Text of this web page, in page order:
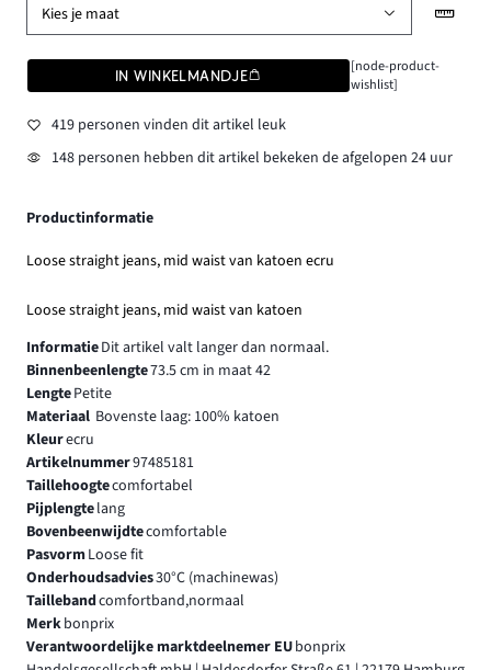
Kies je maat
IN WINKELMANDJE
[node-product-
wishlist]
419 personen vinden dit artikel leuk
148 personen hebben dit artikel bekeken de afgelopen 24 uur
Productinformatie
Loose straight jeans, mid waist van katoen ecru
Loose straight jeans, mid waist van katoen
InformatieDit artikel valt langer dan normaal.
Binnenbeenlengte73.5 cm in maat 42
LengtePetite
Materiaal Bovenste laag: 100% katoen
Kleurecru
Artikelnummer97485181
Taillehoogtecomfortabel
Pijplengtelang
Bovenbeenwijdtecomfortable
PasvormLoose fit
Onderhoudsadvies30°C (machinewas)
Taillebandcomfortband,normaal
Merkbonprix
Verantwoordelijke marktdeelnemer EUbonprix